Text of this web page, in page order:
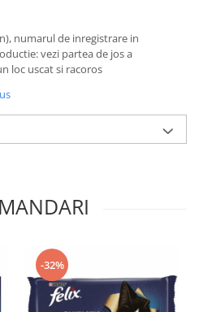
numarul de inregistrare in
vezi partea de jos a
loc uscat si racoros
-32%